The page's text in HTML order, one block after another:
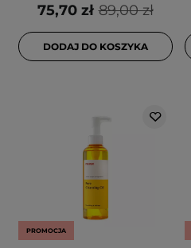
89,00 zł
75,70 zł
DODAJ DO KOSZYKA
PROMOCJA